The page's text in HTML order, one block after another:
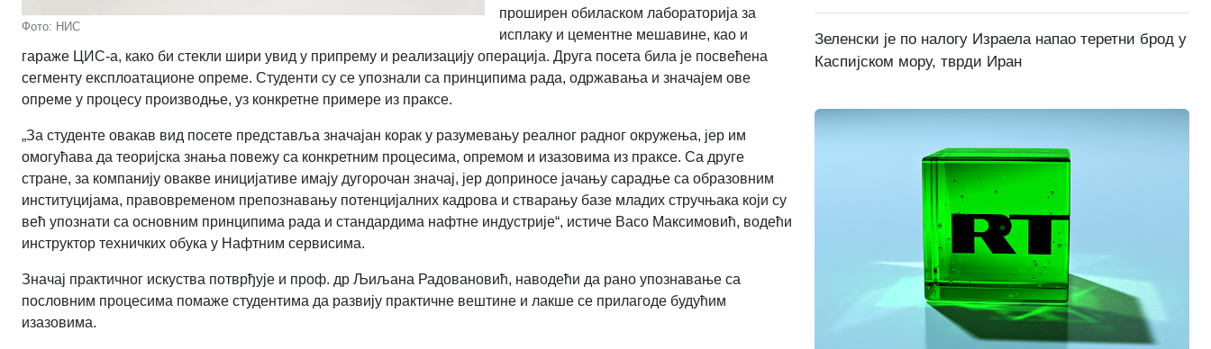
Фото: НИС
проширен обиласком лабораторија за
исплаку и цементне мешавине, као и
гараже ЦИС-а, како би стекли шири увид у припрему и реализацију операција. Друга посета била је посвећена
сегменту експлоатационе опреме. Студенти су се упознали са принципима рада, одржавања и значајем ове
опреме у процесу производње, уз конкретне примере из праксе.
„За студенте овакав вид посете представља значајан корак у разумевању реалног радног окружења, јер им
омогућава да теоријска знања повежу са конкретним процесима, опремом и изазовима из праксе. Са друге
стране, за компанију овакве иницијативе имају дугорочан значај, јер доприносе јачању сарадње са образовним
институцијама, правовременом препознавању потенцијалних кадрова и стварању базе младих стручњака који су
већ упознати са основним принципима рада и стандардима нафтне индустрије“, истиче Васо Максимовић, водећи
инструктор техничких обука у Нафтним сервисима.
Значај практичног искуства потврђује и проф. др Љиљана Радовановић, наводећи да рано упознавање са
пословним процесима помаже студентима да развију практичне вештине и лакше се прилагоде будућим
изазовима.
Зеленски је по налогу Израела напао теретни брод у
Каспијском мору, тврди Иран